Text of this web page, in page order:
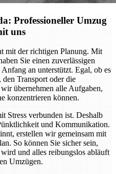
Professioneller Umzug
uns
mit der richtigen Planung. Mit
Sie einen zuverlässigen
an unterstützt. Egal, ob es
Transport oder die
übernehmen alle Aufgaben,
konzentrieren können.
Stress verbunden ist. Deshalb
und Kommunikation.
erstellen wir gemeinsam mit
So können Sie sicher sein,
und alles reibungslos abläuft
Umzügen.